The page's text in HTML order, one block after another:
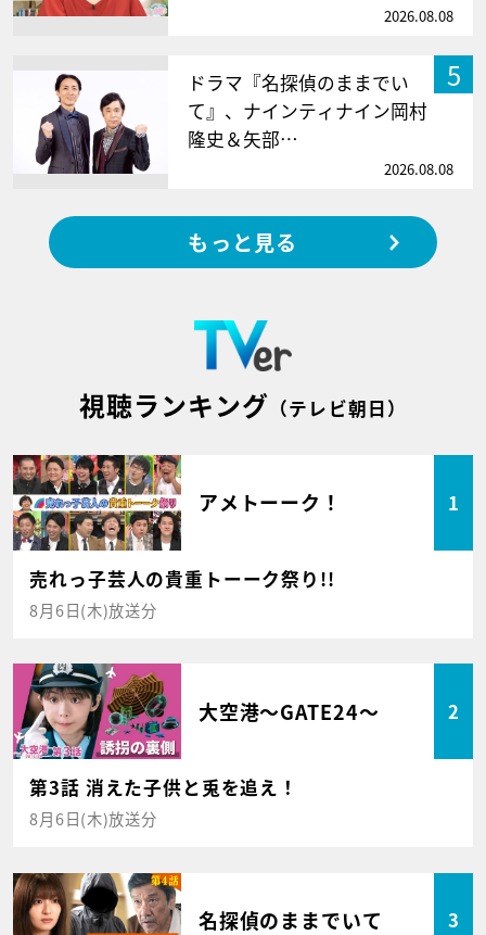
2026.08.08
5
ドラマ『名探偵のままでい
て』、ナインティナイン岡村
隆史＆矢部…
2026.08.08
もっと見る
視聴ランキング （テレビ朝日）
アメトーーク！ 1
売れっ子芸人の貴重トーーク祭り!!
8月6日(木)放送分
大空港～GATE24～ 2
第3話 消えた子供と兎を追え！
8月6日(木)放送分
名探偵のままでいて 3